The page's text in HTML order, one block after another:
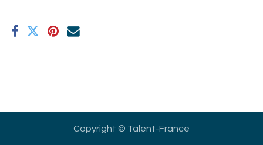
Copyright © Talent-France